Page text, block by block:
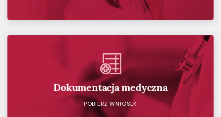
Dokumentacja medyczna
POBIERZ WNIOSEK